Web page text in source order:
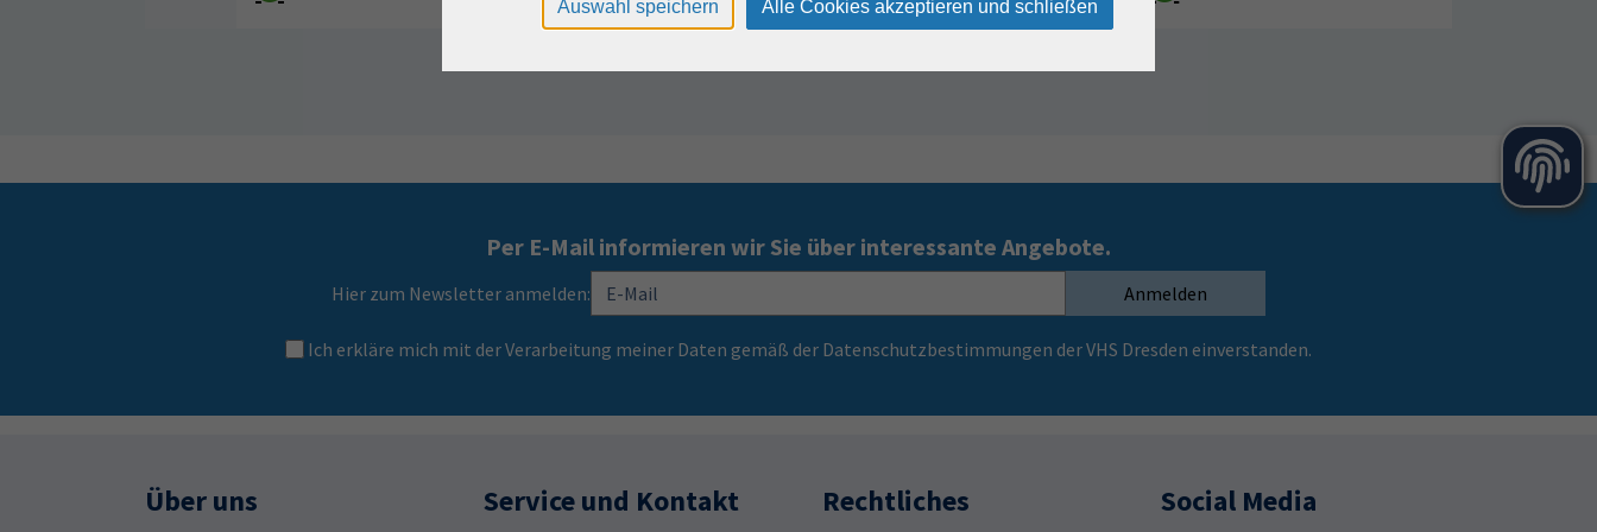
Per E-Mail informieren wir Sie über interessante Angebote.
Hier zum Newsletter anmelden: Anmelden
Ich erkläre mich mit der Verarbeitung meiner Daten gemäß der Datenschutzbestimmungen der VHS Dresden einverstanden.
Über uns Service und Kontakt Rechtliches Social Media
Auswahl speichern Alle Cookies akzeptieren und schließen